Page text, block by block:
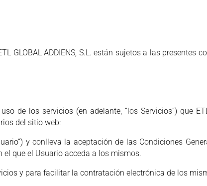
GLOBAL ADDIENS, S.L. están sujetos a las presentes
de los servicios (en adelante, “los Servicios”) que
del sitio web:
y conlleva la aceptación de las Condiciones
el que el Usuario acceda a los mismos.
y para facilitar la contratación electrónica de los